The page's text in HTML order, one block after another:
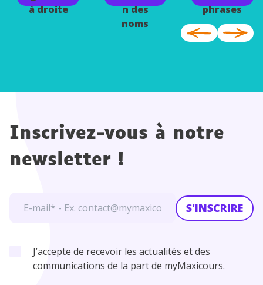
à droite
n des
noms
phrases
Inscrivez-vous à notre
newsletter !
S'INSCRIRE
J’accepte de recevoir les actualités et des
communications de la part de myMaxicours.